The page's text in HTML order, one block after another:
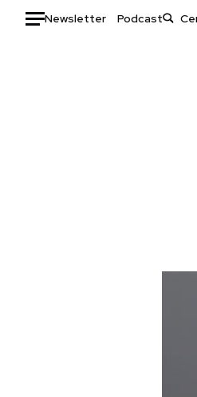
Newsletter Podcast